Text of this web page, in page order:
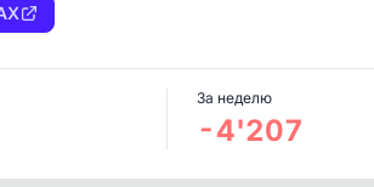
За неделю
-4'207